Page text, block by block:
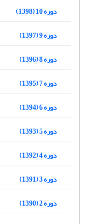
دوره 10 (1398)
دوره 9 (1397)
دوره 8 (1396)
دوره 7 (1395)
دوره 6 (1394)
دوره 5 (1393)
دوره 4 (1392)
دوره 3 (1391)
دوره 2 (1390)